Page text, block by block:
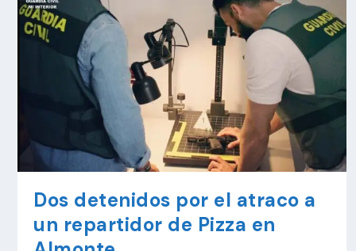
Dos detenidos por el atraco a
un repartidor de Pizza en